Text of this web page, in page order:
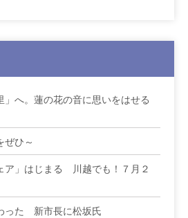
」へ。蓮の花の音に思いをはせる
ひ～
ア」はじまる 川越でも！７月２
った 新市長に松坂氏